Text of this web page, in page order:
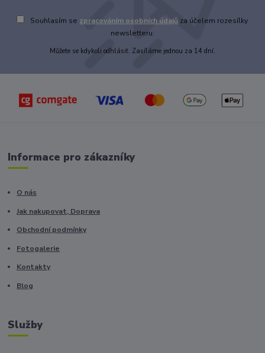
Souhlasím se zpracováním osobních údajů za účelem rozesílky
newsletteru.
Můžete se kdykoli odhlásit. Zasíláme jednou za 14 dní.
Informace pro zákazníky
O nás
Jak nakupovat, Doprava
Obchodní podmínky
Fotogalerie
Kontakty
Blog
Služby